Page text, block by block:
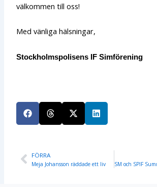
välkommen till oss!
Med vänliga hälsningar,
Stockholmspolisens IF Simförening
Prev
FÖRRA
Meja Johansson räddade ett liv